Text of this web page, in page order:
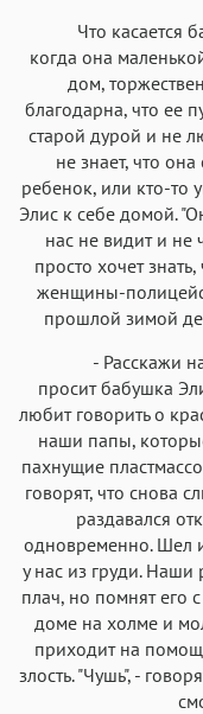
Что касается
когда она
дом,
благодарна, что ее
старой дурой и не
не знает, что
ребенок, или кто-то
Элис к себе домой.
нас не видит и не
просто хочет
женщины-
прошлой зимой
- Расскажи нам,
просит бабушка
любит говорить о
наши папы,
пахнущие
говорят, что снова
раздавался
одновременно. Шел
у нас из груди. Наши
плач, но помнят его
доме на холме и
приходит на
злость. "Чушь", -